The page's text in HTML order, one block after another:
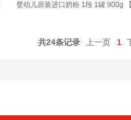
婴幼儿原装进口奶粉 1段 1罐 900g
共24条记录 上一页 1